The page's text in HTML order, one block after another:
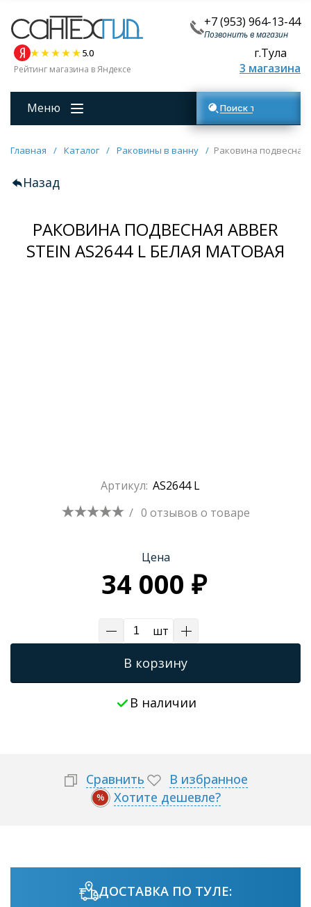
+7 (953) 964-13-44
Позвонить в магазин
5.0
Рейтинг магазина в Яндексе
г.Тула
3 магазина
Меню Поиск товаров
Главная / Каталог / Раковины в ванну / Раковина подвесная
Назад
РАКОВИНА ПОДВЕСНАЯ ABBER
STEIN AS2644 L БЕЛАЯ МАТОВАЯ
Артикул: AS2644 L
/ 0 отзывов о товаре
Цена
34 000 ₽
шт
В корзину
В наличии
Сравнить В избранное
% Хотите дешевле?
ДОСТАВКА ПО ТУЛЕ: